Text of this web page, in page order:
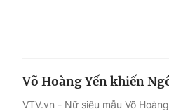
Võ Hoàng Yến khiến
VTV.vn - Nữ siêu mẫu Võ